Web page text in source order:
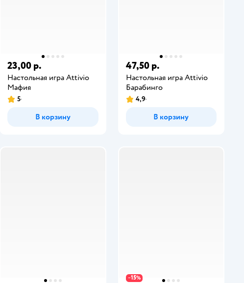
23,00 р.
Настольная игра Attivio
Мафия
5
В корзину
47,50 р.
Настольная игра Attivio
Барабинго
4,9
В корзину
−15%